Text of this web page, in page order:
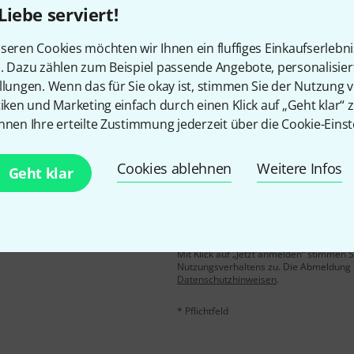
serviert!
Cookies möchten wir Ihnen ein fluffiges
Dazu zählen zum Beispiel passende Angebote,
Wenn das für Sie okay ist, stimmen Sie der Nutzung
und Marketing einfach durch einen Klick auf „Geht klar“
Ihre erteilte Zustimmung jederzeit über die Cookie-
Geht klar Cookies ablehnen Weitere Infos
Gefällt Ihnen, was Sie sehen?
Teilen Hilfe & Feedback
mit etwas Glück
Mit Klick auf „Jetzt anmelden“
Nutzungsverhaltens zu. Die
Datenschutzhinweisen.
* Pflichtfeld